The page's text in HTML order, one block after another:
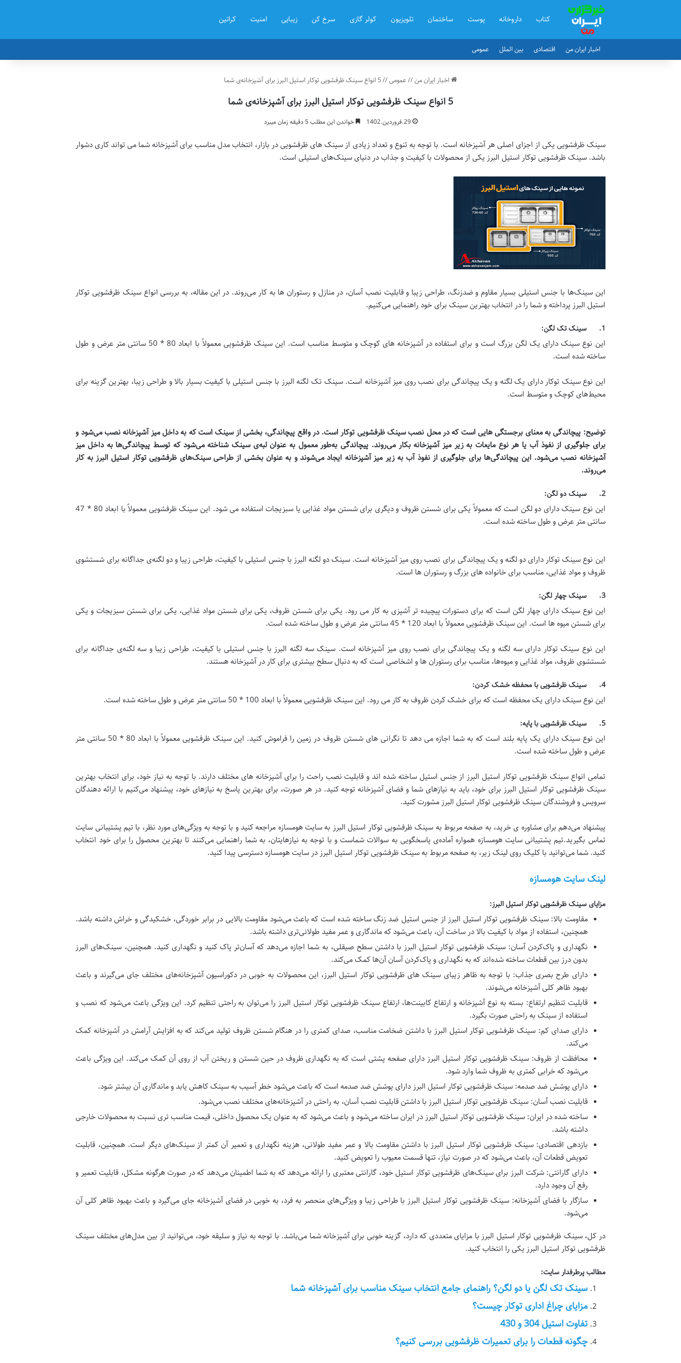
کتاب داروخانه پوست ساختمان تلویزیون کولر گازی سرخ کن زیبایی امنیت کراتین
اخبار ایران من اقتصادی بین الملل عمومی
اخبار ایران من// عمومی//5 انواع سینک ظرفشویی توکار استیل البرز برای آشپزخانه‌ی شما
5 انواع سینک ظرفشویی توکار استیل البرز برای آشپزخانه‌ی شما
29.فروردین.1402 خواندن این مطلب 5 دقیقه زمان میبرد
سینک ظرفشویی یکی از اجزای اصلی هر آشپزخانه است. با توجه به تنوع و تعداد زیادی از سینک های ظرفشویی در بازار، انتخاب مدل مناسب برای آشپزخانه شما می تواند کاری دشوار
باشد. سینک ظرفشویی توکار استیل البرز یکی از محصولات با کیفیت و جذاب در دنیای سینک‌های استیلی است.
این سینک‌ها با جنس استیلی بسیار مقاوم و ضدزنگ، طراحی زیبا و قابلیت نصب آسان، در منازل و رستوران ها به کار می‌روند. در این مقاله، به بررسی انواع سینک ظرفشویی توکار
استیل البرز پرداخته و شما را در انتخاب بهترین سینک برای خود راهنمایی می‌کنیم.
1. سینک تک لگن:
این نوع سینک دارای یک لگن بزرگ است و برای استفاده در آشپزخانه های کوچک و متوسط مناسب است. این سینک ظرفشویی معمولاً با ابعاد 80 * 50 سانتی متر عرض و طول
ساخته شده است.
این نوع سینک توکار دارای یک لگنه و یک پیچاندگی برای نصب روی میز آشپزخانه است. سینک تک لگنه البرز با جنس استیلی با کیفیت بسیار بالا و طراحی زیبا، بهترین گزینه برای
محیط‌های کوچک و متوسط است.
توضیح: پیچاندگی به معنای برجستگی هایی است که در محل نصب سینک ظرفشویی توکار است. در واقع پیچاندگی، بخشی از سینک است که به داخل میز آشپزخانه نصب می‌شود و
برای جلوگیری از نفوذ آب یا هر نوع مایعات به زیر میز آشپزخانه بکار می‌روند. پیچاندگی به‌طور معمول به عنوان لبه‌ی سینک شناخته می‌شود که توسط پیچاندگی‌ها به داخل میز
آشپزخانه نصب می‌شود. این پیچاندگی‌ها برای جلوگیری از نفوذ آب به زیر میز آشپزخانه ایجاد می‌شوند و به عنوان بخشی از طراحی سینک‌های ظرفشویی توکار استیل البرز به کار
می‌روند.
2. سینک دو لگن:
این نوع سینک دارای دو لگن است که معمولاً یکی برای شستن ظروف و دیگری برای شستن مواد غذایی یا سبزیجات استفاده می شود. این سینک ظرفشویی معمولاً با ابعاد 80 * 47
سانتی متر عرض و طول ساخته شده است.
این نوع سینک توکار دارای دو لگنه و یک پیچاندگی برای نصب روی میز آشپزخانه است. سینک دو لگنه البرز با جنس استیلی با کیفیت، طراحی زیبا و دو لگنه‌ی جداگانه برای شستشوی
ظروف و مواد غذایی، مناسب برای خانواده های بزرگ و رستوران ها است.
3. سینک چهار لگن:
این نوع سینک دارای چهار لگن است که برای دستورات پیچیده تر آشپزی به کار می رود. یکی برای شستن ظروف، یکی برای شستن مواد غذایی، یکی برای شستن سبزیجات و یکی
برای شستن میوه ها است. این سینک ظرفشویی معمولاً با ابعاد 120 * 45 سانتی متر عرض و طول ساخته شده است.
این نوع سینک توکار دارای سه لگنه و یک پیچاندگی برای نصب روی میز آشپزخانه است. سینک سه لگنه البرز با جنس استیلی با کیفیت، طراحی زیبا و سه لگنه‌ی جداگانه برای
شستشوی ظروف، مواد غذایی و میوه‌ها، مناسب برای رستوران ها و اشخاصی است که به دنبال سطح بیشتری برای کار در آشپزخانه هستند.
4. سینک ظرفشویی با محفظه خشک کردن:
این نوع سینک دارای یک محفظه است که برای خشک کردن ظروف به کار می رود. این سینک ظرفشویی معمولاً با ابعاد 100 * 50 سانتی متر عرض و طول ساخته شده است.
5. سینک ظرفشویی با پایه:
این نوع سینک دارای یک پایه بلند است که به شما اجازه می دهد تا نگرانی های شستن ظروف در زمین را فراموش کنید. این سینک ظرفشویی معمولاً با ابعاد 80 * 50 سانتی متر
عرض و طول ساخته شده است.
تمامی انواع سینک ظرفشویی توکار استیل البرز از جنس استیل ساخته شده اند و قابلیت نصب راحت را برای آشپزخانه های مختلف دارند. با توجه به نیاز خود، برای انتخاب بهترین
سینک ظرفشویی توکار استیل البرز برای خود، باید به نیازهای شما و فضای آشپزخانه توجه کنید. در هر صورت، برای بهترین پاسخ به نیازهای خود، پیشنهاد می‌کنیم با ارائه دهندگان
سرویس و فروشندگان سینک ظرفشویی توکار استیل البرز مشورت کنید.
پیشنهاد می‌دهم برای مشاوره ی خرید، به صفحه مربوط به سینک ظرفشویی توکار استیل البرز به سایت هومسازه مراجعه کنید و با توجه به ویژگی‌های مورد نظر، با تیم پشتیبانی سایت
تماس بگیرید.تیم پشتیبانی سایت هومسازه همواره آماده‌ی پاسخگویی به سوالات شماست و با توجه به نیازهایتان، به شما راهنمایی می‌کنند تا بهترین محصول را برای خود انتخاب
کنید. شما می‌توانید با کلیک روی لینک زیر، به صفحه مربوط به سینک ظرفشویی توکار استیل البرز در سایت هومسازه دسترسی پیدا کنید.
لینک سایت هومسازه
مزایای سینک ظرفشویی توکار استیل البرز:
مقاومت بالا: سینک ظرفشویی توکار استیل البرز از جنس استیل ضد زنگ ساخته شده است که باعث می‌شود مقاومت بالایی در برابر خوردگی، خشکیدگی و خراش داشته باشد.
همچنین، استفاده از مواد با کیفیت بالا در ساخت آن، باعث می‌شود که ماندگاری و عمر مفید طولانی‌تری داشته باشد.
نگهداری و پاک‌کردن آسان: سینک ظرفشویی توکار استیل البرز با داشتن سطح صیقلی، به شما اجازه می‌دهد که آسان‌تر پاک کنید و نگهداری کنید. همچنین، سینک‌های البرز
بدون درز بین قطعات ساخته شده‌اند که به نگهداری و پاک‌کردن آسان آن‌ها کمک می‌کند.
دارای طرح بصری جذاب: با توجه به ظاهر زیبای سینک های ظرفشویی توکار استیل البرز، این محصولات به خوبی در دکوراسیون آشپزخانه‌های مختلف جای می‌گیرند و باعث
بهبود ظاهر کلی آشپزخانه می‌شوند.
قابلیت تنظیم ارتفاع: بسته به نوع آشپزخانه و ارتفاع کابینت‌ها، ارتفاع سینک ظرفشویی توکار استیل البرز را می‌توان به راحتی تنظیم کرد. این ویژگی باعث می‌شود که نصب و
استفاده از سینک به راحتی صورت بگیرد.
دارای صدای کم: سینک ظرفشویی توکار استیل البرز با داشتن ضخامت مناسب، صدای کمتری را در هنگام شستن ظروف تولید می‌کند که به افزایش آرامش در آشپزخانه کمک
می‌کند.
محافظت از ظروف: سینک ظرفشویی توکار استیل البرز دارای صفحه پشتی است که به نگهداری ظروف در حین شستن و ریختن آب از روی آن کمک می‌کند. این ویژگی باعث
می‌شود که خرابی کمتری به ظروف شما وارد شود.
دارای پوشش ضد صدمه: سینک ظرفشویی توکار استیل البرز دارای پوشش ضد صدمه است که باعث می‌شود خطر آسیب به سینک کاهش یابد و ماندگاری آن بیشتر شود.
قابلیت نصب آسان: سینک ظرفشویی توکار استیل البرز با داشتن قابلیت نصب آسان، به راحتی در آشپزخانه‌های مختلف نصب می‌شود.
ساخته شده در ایران: سینک ظرفشویی توکار استیل البرز در ایران ساخته می‌شود و باعث می‌شود که به عنوان یک محصول داخلی، قیمت مناسب تری نسبت به محصولات خارجی
داشته باشد.
بازدهی اقتصادی: سینک ظرفشویی توکار استیل البرز با داشتن مقاومت بالا و عمر مفید طولانی، هزینه نگهداری و تعمیر آن کمتر از سینک‌های دیگر است. همچنین، قابلیت
تعویض قطعات آن، باعث می‌شود که در صورت نیاز، تنها قسمت معیوب را تعویض کنید.
دارای گارانتی: شرکت البرز برای سینک‌های ظرفشویی توکار استیل خود، گارانتی معتبری را ارائه می‌دهد که به شما اطمینان می‌دهد که در صورت هرگونه مشکل، قابلیت تعمیر و
رفع آن وجود دارد.
سازگار با فضای آشپزخانه: سینک ظرفشویی توکار استیل البرز با طراحی زیبا و ویژگی‌های منحصر به فرد، به خوبی در فضای آشپزخانه جای می‌گیرد و باعث بهبود ظاهر کلی آن
می‌شود.
در کل، سینک ظرفشویی توکار استیل البرز با مزایای متعددی که دارد، گزینه خوبی برای آشپزخانه شما می‌باشد. با توجه به نیاز و سلیقه خود، می‌توانید از بین مدل‌های مختلف سینک
ظرفشویی توکار استیل البرز یکی را انتخاب کنید.
مطالب پرطرفدار سایت:
سینک تک لگن یا دو لگن؟ راهنمای جامع انتخاب سینک مناسب برای آشپزخانه شما
مزایای چراغ اداری توکار چیست؟
تفاوت استیل 304 و 430
چگونه قطعات را برای تعمیرات ظرفشویی بررسی کنیم؟